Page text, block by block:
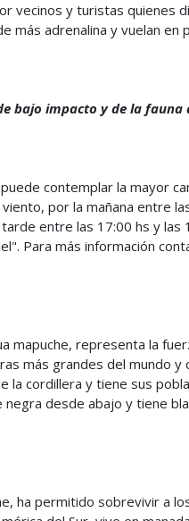
vecinos y turistas quienes
más adrenalina y vuelan en
bajo impacto y de la fauna
contemplar la mayor
por la mañana entre
entre las 17:00 hs y las
Para más información
mapuche, representa la
más grandes del mundo
la cordillera y tiene sus
desde abajo y tiene
ha permitido sobrevivir a